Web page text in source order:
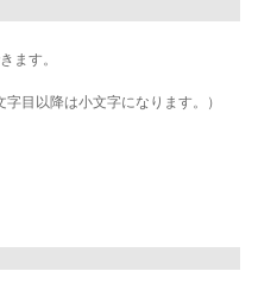
ます。
目以降は小文字になります。）